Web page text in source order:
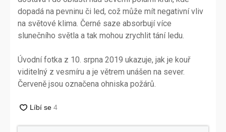
dopadá na pevninu či led, což může mít negativní vliv
na světové klima. Černé saze absorbují více
slunečního světla a tak mohou zrychlit tání ledu.
Úvodní fotka z 10. srpna 2019 ukazuje, jak je kouř
viditelný z vesmíru a je větrem unášen na sever.
Červeně jsou označena ohniska požárů.